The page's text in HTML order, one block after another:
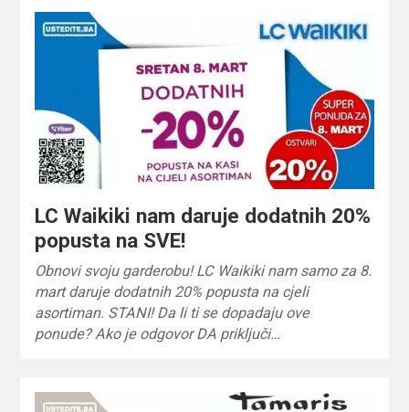
LC Waikiki nam daruje dodatnih 20%
popusta na SVE!
Obnovi svoju garderobu! LC Waikiki nam samo za 8.
mart daruje dodatnih 20% popusta na cjeli
asortiman. STANI! Da li ti se dopadaju ove
ponude? Ako je odgovor DA priključi…